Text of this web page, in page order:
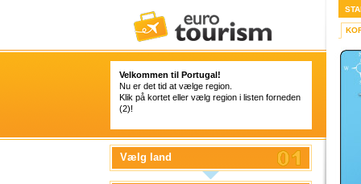
Velkommen til Portugal!
Nu er det tid at vælge region.
Klik på kortet eller vælg region i listen forneden
(2)!
Vælg land